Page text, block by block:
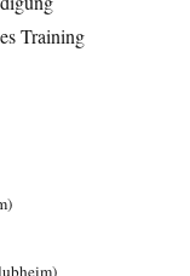
Training